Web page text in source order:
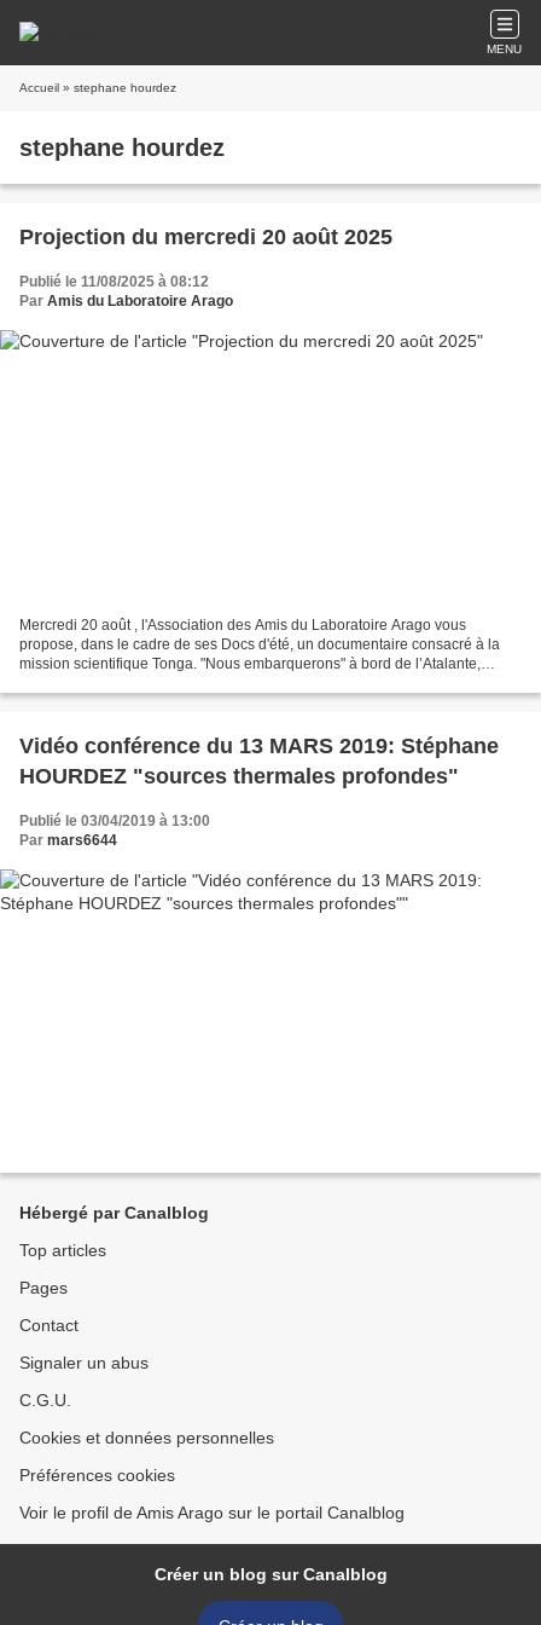
MENU
Accueil » stephane hourdez
stephane hourdez
Projection du mercredi 20 août 2025
Publié le 11/08/2025 à 08:12
Par Amis du Laboratoire Arago
Mercredi 20 août , l'Association des Amis du Laboratoire Arago vous
propose, dans le cadre de ses Docs d'été, un documentaire consacré à la
mission scientifique Tonga. "Nous embarquerons" à bord de l’Atalante,
Vidéo conférence du 13 MARS 2019: Stéphane
HOURDEZ "sources thermales profondes"
Publié le 03/04/2019 à 13:00
Par mars6644
Hébergé par Canalblog
Top articles
Pages
Contact
Signaler un abus
C.G.U.
Cookies et données personnelles
Préférences cookies
Voir le profil de Amis Arago sur le portail Canalblog
Créer un blog sur Canalblog